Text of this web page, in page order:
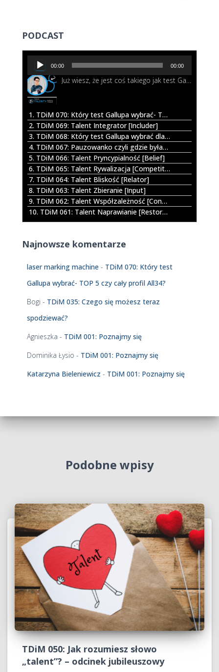
j
:
PODCAST
t
w
a
z
a
c
z
p
l
i
k
ó
w
d
w
ę
o
w
y
c
00:00 00:00
Już wiesz, że jest coś takiego jak test Gallupa i nawet chcesz go wykonać. I wtedy okazuje się, że możesz wybrać pomiędzy opcję TOP5 a całym profilem All34. Co zatem będzie lepsze dla Ciebie? Posłuchaj w tym odcinku.
1. TDiM 070: Który test Gallupa wybrać- TOP 5 czy cały profil All34?
2. TDiM 069: Talent Integrator [Includer]
3. TDiM 068: Który test Gallupa wybrać dla dziecka?
4. TDiM 067: Pauzowanko czyli gdzie byłam jak mnie nie było
5. TDiM 066: Talent Pryncypialność [Belief]
6. TDiM 065: Talent Rywalizacja [Competition]
7. TDiM 064: Talent Bliskość [Relator]
8. TDiM 063: Talent Zbieranie [Input]
9. TDiM 062: Talent Współzależność [Connectedness]
10. TDiM 061: Talent Naprawianie [Restorative]
Najnowsze komentarze
laser marking machine - TDiM 070: Który test
Gallupa wybrać- TOP 5 czy cały profil All34?
Bogi - TDiM 035: Czego się możesz teraz
spodziewać?
Agnieszka - TDiM 001: Poznajmy się
Dominika Łysio - TDiM 001: Poznajmy się
Katarzyna Bieleniewicz - TDiM 001: Poznajmy się
Podobne wpisy
TDiM 050: Jak rozumiesz słowo
„talent”? – odcinek jubileuszowy